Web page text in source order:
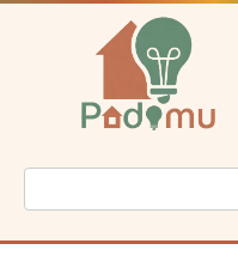
Перейти
Поиск: